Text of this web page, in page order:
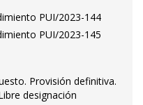
PUI/2023-144
PUI/2023-145
Provisión definitiva.
designación